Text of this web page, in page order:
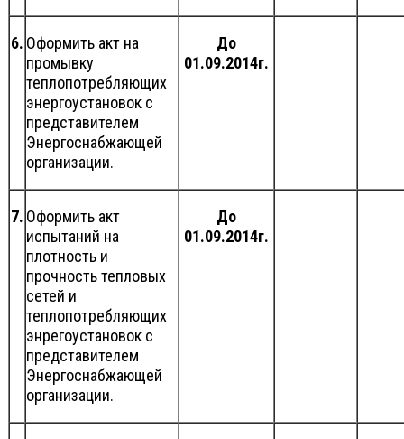
6. Оформить акт на
промывку
теплопотребляющих
энергоустановок с
представителем
Энергоснабжающей
организации.
До
01.09.2014г.
7. Оформить акт
испытаний на
плотность и
прочность тепловых
сетей и
теплопотребляющих
энрегоустановок с
представителем
Энергоснабжающей
организации.
До
01.09.2014г.